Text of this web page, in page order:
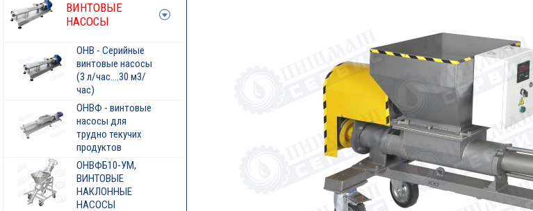
ВИНТОВЫЕ
НАСОСЫ
ОНВ - Серийные
винтовые насосы
(3 л/час....30 м3/
час)
ОНВФ - винтовые
насосы для
трудно текучих
продуктов
ОНВФБ10-УМ,
ВИНТОВЫЕ
НАКЛОННЫЕ
НАСОСЫ